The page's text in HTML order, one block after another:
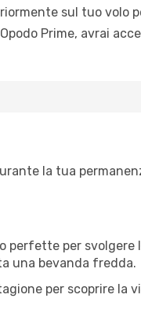
sul tuo volo
Prime, avrai
la tua
perfette per svolgere
una bevanda fredda.
per scoprire la